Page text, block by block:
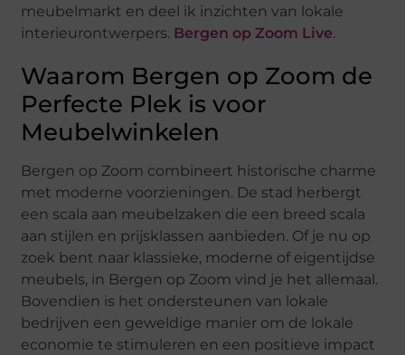
meubelmarkt en deel ik inzichten van lokale
interieurontwerpers. Bergen op Zoom Live.
Waarom Bergen op Zoom de
Perfecte Plek is voor
Meubelwinkelen
Bergen op Zoom combineert historische charme
met moderne voorzieningen. De stad herbergt
een scala aan meubelzaken die een breed scala
aan stijlen en prijsklassen aanbieden. Of je nu op
zoek bent naar klassieke, moderne of eigentijdse
meubels, in Bergen op Zoom vind je het allemaal.
Bovendien is het ondersteunen van lokale
bedrijven een geweldige manier om de lokale
economie te stimuleren en een positieve impact